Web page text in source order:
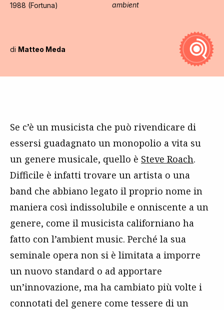
1988 (Fortuna) ambient
di Matteo Meda
Se c’è un musicista che può rivendicare di
essersi guadagnato un monopolio a vita su
un genere musicale, quello è Steve Roach.
Difficile è infatti trovare un artista o una
band che abbiano legato il proprio nome in
maniera così indissolubile e onniscente a un
genere, come il musicista californiano ha
fatto con l’ambient music. Perché la sua
seminale opera non si è limitata a imporre
un nuovo standard o ad apportare
un’innovazione, ma ha cambiato più volte i
connotati del genere come tessere di un